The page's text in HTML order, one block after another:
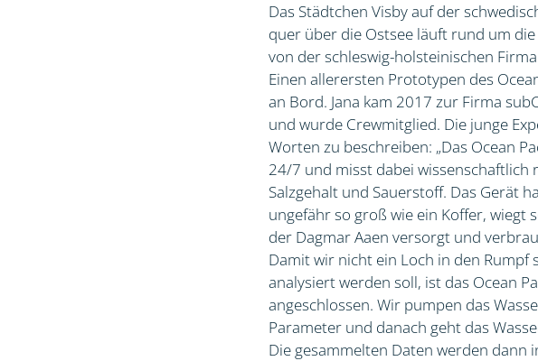
Das Städtchen Visby auf der
quer über die Ostsee läuft rund um
von der schleswig-holsteinischen
Einen allerersten Prototypen des
an Bord. Jana kam 2017 zur Firma
und wurde Crewmitglied. Die junge
Worten zu beschreiben: „Das Ocean
24/7 und misst dabei wissenschaftlich
Salzgehalt und Sauerstoff. Das Gerät
ungefähr so groß wie ein Koffer, wiegt
der Dagmar Aaen versorgt und
Damit wir nicht ein Loch in den Rumpf
analysiert werden soll, ist das Ocean
angeschlossen. Wir pumpen das
Parameter und danach geht das
Die gesammelten Daten werden dann